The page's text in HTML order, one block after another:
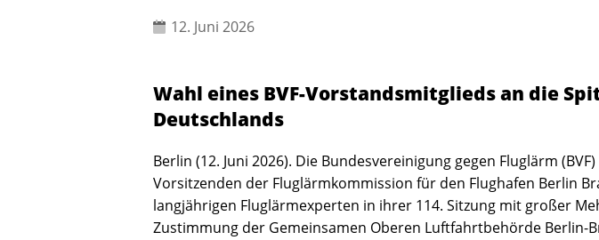
12. Juni 2026
Wahl eines BVF-Vorstandsmitglieds an die
Deutschlands
Berlin (12. Juni 2026). Die Bundesvereinigung gegen Fluglärm
Vorsitzenden der Fluglärmkommission für den Flughafen Berlin
langjährigen Fluglärmexperten in ihrer 114. Sitzung mit großer
Zustimmung der Gemeinsamen Oberen Luftfahrtbehörde Berlin-